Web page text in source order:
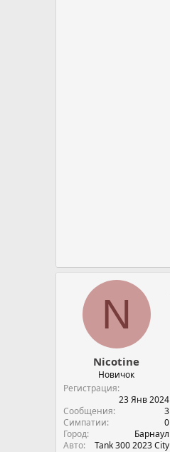
N
Nicotine
Новичок
Регистрация
23 Янв 2024
Сообщения
3
Симпатии
0
Город
Барнаул
Авто
Tank 300 2023 City